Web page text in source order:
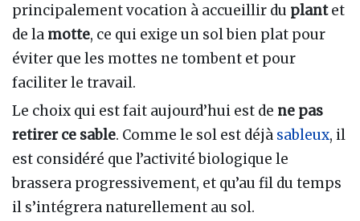
principalement vocation à accueillir du plantet
de la motte, ce qui exige un sol bien plat pour
éviter que les mottes ne tombent et pour
faciliter le travail.
Le choix qui est fait aujourd’hui est de ne pas
retirer ce sable. Comme le sol est déjà sableux, il
est considéré que l’activité biologique le
brassera progressivement, et qu’au fil du temps
il s’intégrera naturellement au sol.